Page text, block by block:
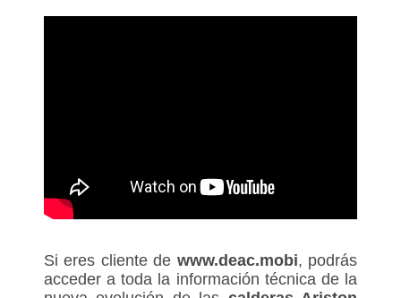
Si eres cliente de www.deac.mobi, podrás
acceder a toda la información técnica de la